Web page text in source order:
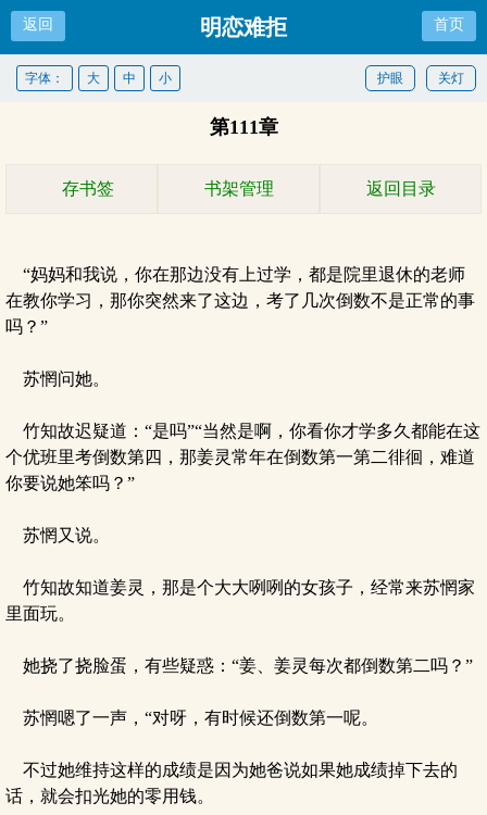
返回 明恋难拒 首页
关灯
护眼
字体： 大 中 小
第111章
存书签 书架管理 返回目录
“妈妈和我说，你在那边没有上过学，都是院里退休的老师
在教你学习，那你突然来了这边，考了几次倒数不是正常的事
吗？”
苏惘问她。
竹知故迟疑道：“是吗”“当然是啊，你看你才学多久都能在这
个优班里考倒数第四，那姜灵常年在倒数第一第二徘徊，难道
你要说她笨吗？”
苏惘又说。
竹知故知道姜灵，那是个大大咧咧的女孩子，经常来苏惘家
里面玩。
她挠了挠脸蛋，有些疑惑：“姜、姜灵每次都倒数第二吗？”
苏惘嗯了一声，“对呀，有时候还倒数第一呢。
不过她维持这样的成绩是因为她爸说如果她成绩掉下去的
话，就会扣光她的零用钱。